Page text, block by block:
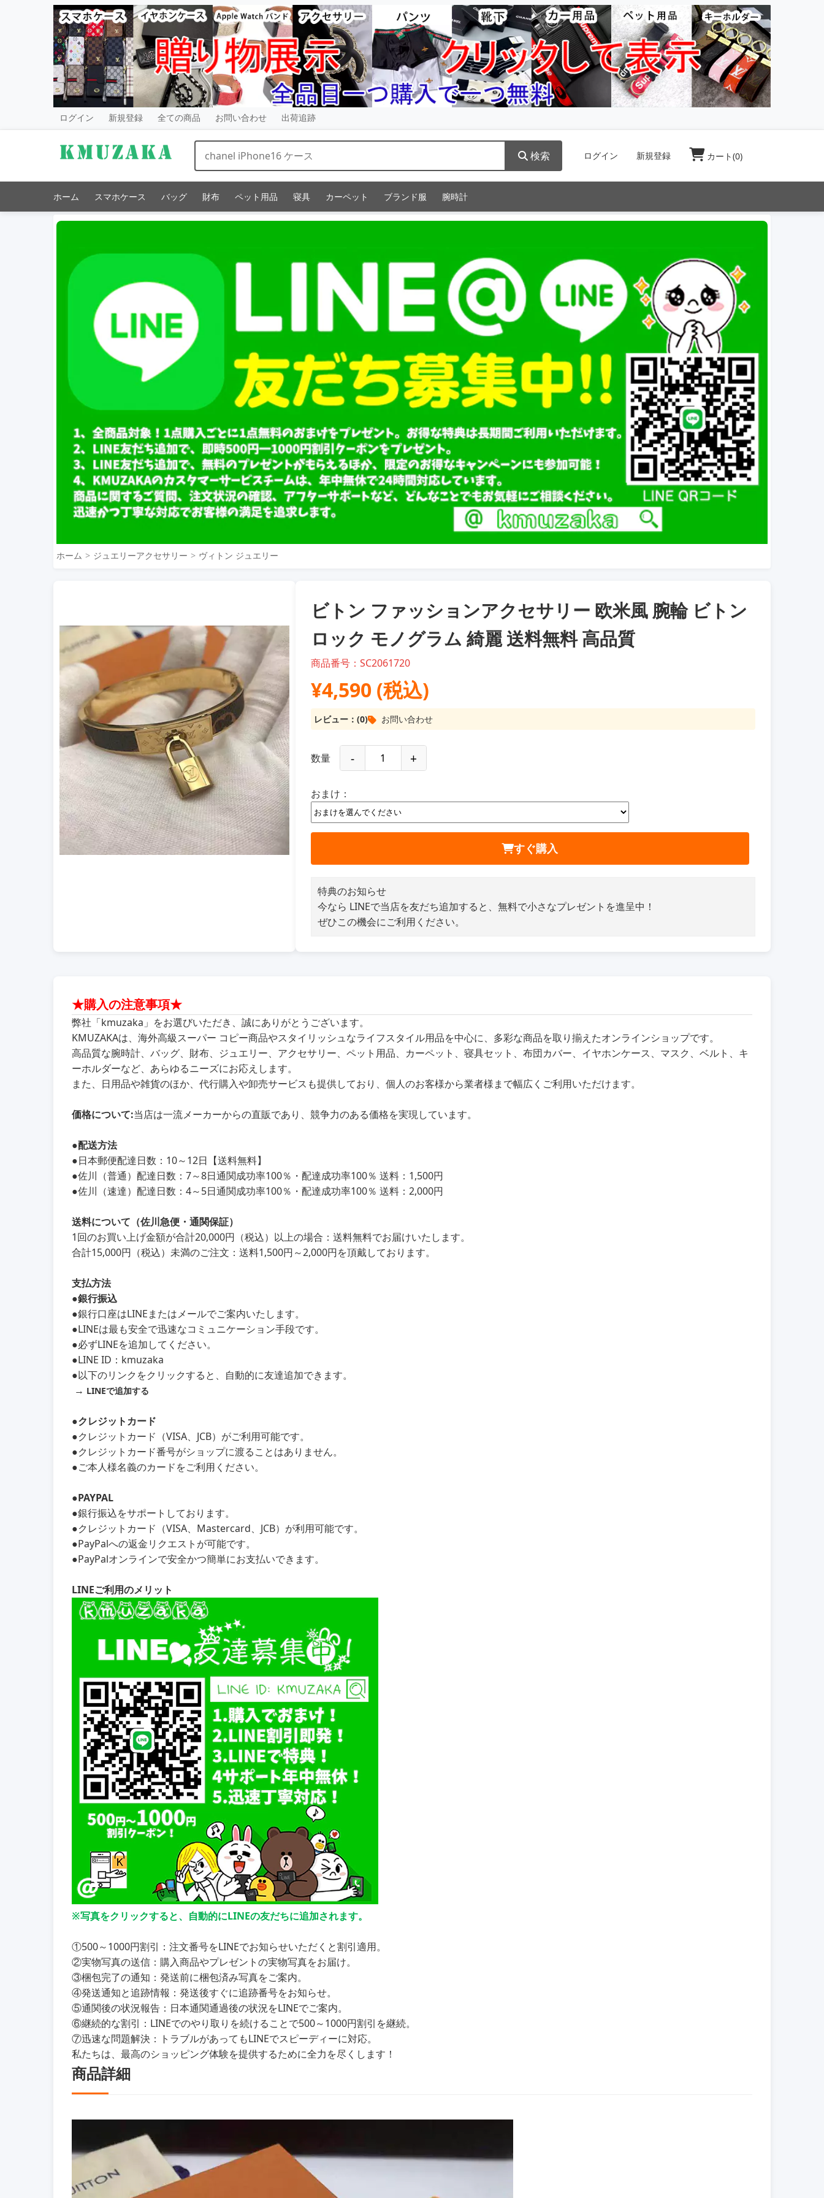
ログイン 新規登録 全ての商品 お問い合わせ 出荷追跡
検索 ログイン 新規登録 カート(0)
ホーム スマホケース バッグ 財布 ペット用品 寝具 カーペット ブランド服 腕時計
ホーム ジュエリーアクセサリー ヴィトン ジュエリー
ビトン ファッションアクセサリー 欧米風 腕輪 ビトン
ロック モノグラム 綺麗 送料無料 高品質
商品番号：SC2061720
¥4,590 (税込)
レビュー：(0) お問い合わせ
数量 - +
おまけ：
すぐ購入
特典のお知らせ
今なら LINEで当店を友だち追加すると、無料で小さなプレゼントを進呈中！
ぜひこの機会にご利用ください。
★購入の注意事項★
弊社「kmuzaka」をお選びいただき、誠にありがとうございます。
KMUZAKAは、海外高級スーパー コピー商品やスタイリッシュなライフスタイル用品を中心に、多彩な商品を取り揃えたオンラインショップです。
高品質な腕時計、バッグ、財布、ジュエリー、アクセサリー、ペット用品、カーペット、寝具セット、布団カバー、イヤホンケース、マスク、ベルト、キ
ーホルダーなど、あらゆるニーズにお応えします。
また、日用品や雑貨のほか、代行購入や卸売サービスも提供しており、個人のお客様から業者様まで幅広くご利用いただけます。
価格について:当店は一流メーカーからの直販であり、競争力のある価格を実現しています。
●配送方法
●日本郵便配達日数：10～12日【送料無料】
●佐川（普通）配達日数：7～8日通関成功率100％・配達成功率100％ 送料：1,500円
●佐川（速達）配達日数：4～5日通関成功率100％・配達成功率100％ 送料：2,000円
送料について（佐川急便・通関保証）
1回のお買い上げ金額が合計20,000円（税込）以上の場合：送料無料でお届けいたします。
合計15,000円（税込）未満のご注文：送料1,500円～2,000円を頂戴しております。
支払方法
●銀行振込
●銀行口座はLINEまたはメールでご案内いたします。
●LINEは最も安全で迅速なコミュニケーション手段です。
●必ずLINEを追加してください。
●LINE ID：kmuzaka
●以下のリンクをクリックすると、自動的に友達追加できます。
→ LINEで追加する
●クレジットカード
●クレジットカード（VISA、JCB）がご利用可能です。
●クレジットカード番号がショップに渡ることはありません。
●ご本人様名義のカードをご利用ください。
●PAYPAL
●銀行振込をサポートしております。
●クレジットカード（VISA、Mastercard、JCB）が利用可能です。
●PayPalへの返金リクエストが可能です。
●PayPalオンラインで安全かつ簡単にお支払いできます。
LINEご利用のメリット
※写真をクリックすると、自動的にLINEの友だちに追加されます。
①500～1000円割引：注文番号をLINEでお知らせいただくと割引適用。
②実物写真の送信：購入商品やプレゼントの実物写真をお届け。
③梱包完了の通知：発送前に梱包済み写真をご案内。
④発送通知と追跡情報：発送後すぐに追跡番号をお知らせ。
⑤通関後の状況報告：日本通関通過後の状況をLINEでご案内。
⑥継続的な割引：LINEでのやり取りを続けることで500～1000円割引を継続。
⑦迅速な問題解決：トラブルがあってもLINEでスピーディーに対応。
私たちは、最高のショッピング体験を提供するために全力を尽くします！
商品詳細